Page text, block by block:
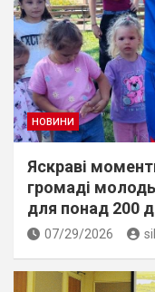
НОВИНИ
Яскраві
громаді
для понад 200
07/29/2026